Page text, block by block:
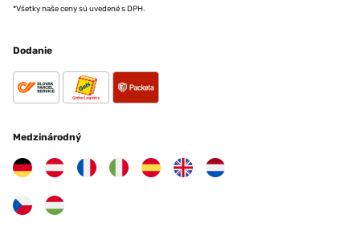
*Všetky naše ceny sú uvedené s DPH.
Dodanie
Medzinárodný